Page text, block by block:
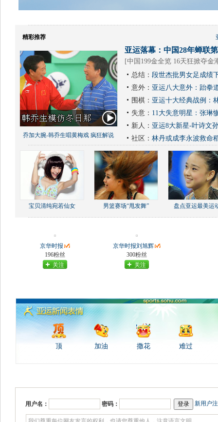
精彩推荐
乔加大腕-韩乔生唱黄梅戏 疯狂解说
亚运落幕：中国28年蝉联
[中国199金全览 16天狂掀夺金
总结： 段世杰批男女足成绩
意外： 亚运八大意外：跆拳
围棋： 亚运十大经典战例：
失意： 11大失意明星：张琳
新人： 亚运8大新星-叶诗文
社区： 林丹或成李永波救命
宝贝清纯宛若仙女 男篮赛场“甩发舞” 盘点亚运最美运
京华时报
196粉丝
关注
京华时报刘旭辉
300粉丝
关注
顶 加油 撒花 难过
用户名： 密码： 新用户